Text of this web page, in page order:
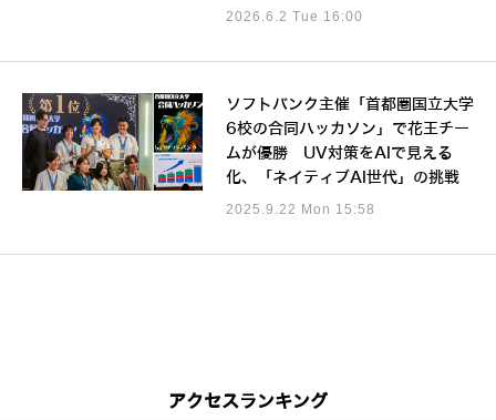
2026.6.2 Tue 16:00
ソフトバンク主催「首都圏国立大学
6校の合同ハッカソン」で花王チー
ムが優勝 UV対策をAIで見える
化、「ネイティブAI世代」の挑戦
2025.9.22 Mon 15:58
アクセスランキング